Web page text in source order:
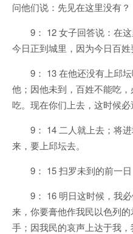
问他们说：先见在这里没有？
9： 12 女子回答说：在
今日正到城里，因为今日百姓
9： 13 在他还没有上邱
他；因他未到，百姓不能吃
吃。现在你们上去，这时候必
9： 14 二人就上去；将
来，要上邱坛去。
9： 15 扫罗未到的前一
9： 16 明日这时候，我
来，你要膏他作我民以色列
手；因我民的哀声上达于我，